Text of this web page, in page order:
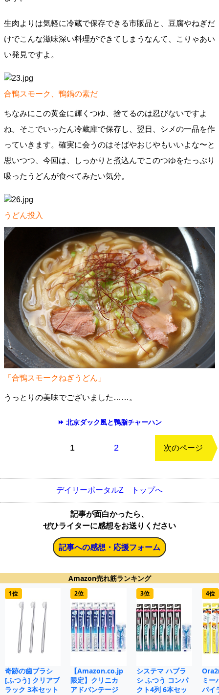
生肉よりは気軽に冷蔵で保存できる市販品と、豆腐やねぎだ
けでこんな滋味深い料理ができてしまうなんて、こりゃあい
い発見ですよ。
合鴨スモーク、鴨鍋の素だ
ちなみにこの黄金に輝くつゆ、捨てるのは忍びないですよ
ね。そこでいったん冷蔵庫で保存し、翌日、シメの一品を作
っていきます。確実に会うのはそばやおじやもいいよな〜と
思いつつ、今回は、しっかりと煮込んでこのつゆをたっぷり
吸ったうどんが食べてみたい気分。
うどん投入
「合鴨スモークねぎうどん」
うっとりの美味でございました……。
⏩ 北京ダック風と鴨脂チャーハン
1 2 次のページ
デイリーポータルZ トップへ
記事が面白かったら、
ぜひライターに感想をお送りください
記事への感想・応援フォーム
Amazon売れ筋ランキング
1位
奇跡の歯ブラシ
[ふつう] クリアブ
ラック 3本セット
2位
【Amazon.co.jp
限定】クリニカ
アドバンテージ
3位
システマ ハブラ
シ ふつう コンパ
クト4列 6本セッ
4位
ミー
パイ